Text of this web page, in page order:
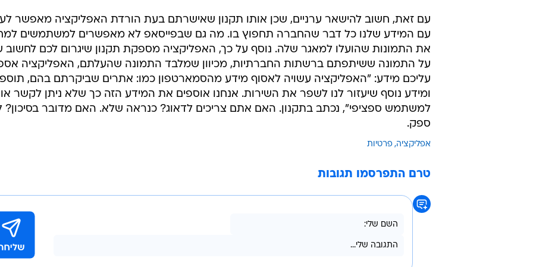
עם זאת, חשוב להישאר ערניים, שכן אותו תקנון שאישרתם בעת הורדת האפליקציה מאפשר
עם המידע שלנו כל דבר שהחברה תחפוץ בו. מה גם שבפייסאפ לא מאפשרים למשתמשים
את התמונות שהועלו למאגר שלה. נוסף על כך, האפליקציה מספקת תקנון שיגרום לכם לחשוב
על התמונה ששיתפתם ברשתות החברתיות, מכיוון שמלבד התמונה שהעלתם, האפליקציה
עליכם מידע: "האפליקציה עשויה לאסוף מידע מהסמארטפון כמו: אתרים שביקרתם בהם,
ומידע נוסף שיעזור לנו לשפר את השירות. אנחנו אוספים את המידע הזה כך שלא ניתן לקשר
למשתמש ספציפי", נכתב בתקנון. האם אתם צריכים לדאוג? כנראה שלא. האם מדובר בסיכון?
ספק.
אפליקציה פרטיות
טרם התפרסמו תגובות